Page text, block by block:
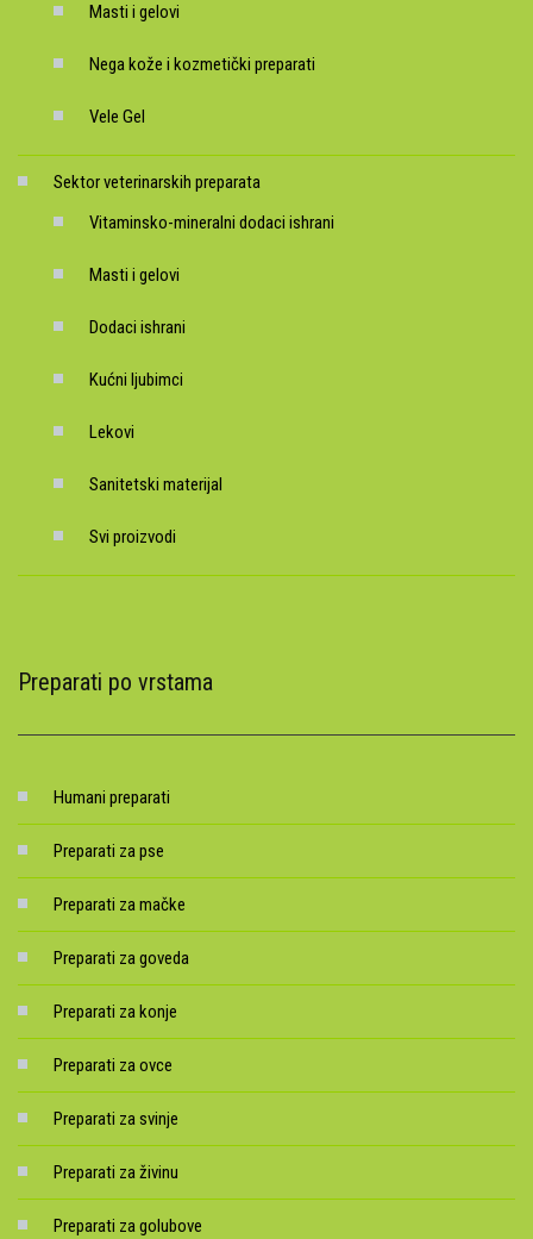
Masti i gelovi
Nega kože i kozmetički preparati
Vele Gel
Sektor veterinarskih preparata
Vitaminsko-mineralni dodaci ishrani
Masti i gelovi
Dodaci ishrani
Kućni ljubimci
Lekovi
Sanitetski materijal
Svi proizvodi
Preparati po vrstama
Humani preparati
Preparati za pse
Preparati za mačke
Preparati za goveda
Preparati za konje
Preparati za ovce
Preparati za svinje
Preparati za živinu
Preparati za golubove